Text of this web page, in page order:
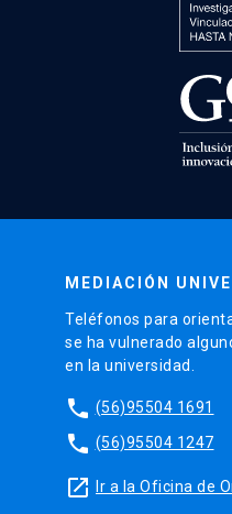
MEDIACIÓN
Teléfonos para
se ha vulnerado
en la universidad.
phone (56)95504 1691
phone (56)95504 1247
launch Ir a la Oficina de